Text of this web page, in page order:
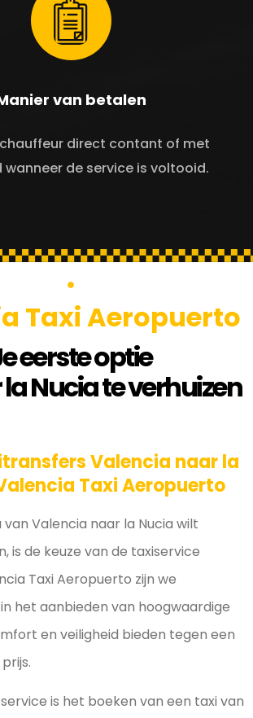
van betalen
direct contant of met
de service is voltooid.
Taxi Aeropuerto
eerste optie
Nucia te verhuizen
Valencia naar la
Taxi Aeropuerto
van Valencia naar la Nucia wilt
is de keuze van de taxiservice
Taxi Aeropuerto zijn we
het aanbieden van hoogwaardige
en veiligheid bieden tegen een
is het boeken van een taxi van